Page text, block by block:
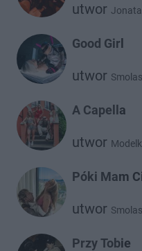
utwor
Good Girl
utwor
A Capella
utwor
Póki Mam
utwor
Przy Tobie